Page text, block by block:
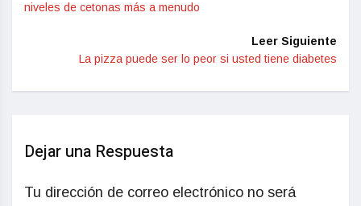
niveles de cetonas más a menudo
Leer Siguiente
La pizza puede ser lo peor si usted tiene diabetes
Dejar una Respuesta
Tu dirección de correo electrónico no será